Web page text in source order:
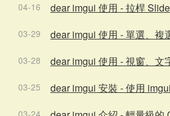
04-16 dear imgui 使用 - 拉桿
03-29 dear imgui 使用 - 單選、複
03-28 dear imgui 使用 - 視窗、文
03-25 dear imgui 安裝 - 使用
03-24